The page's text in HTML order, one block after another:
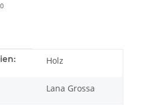
Holz
Lana Grossa